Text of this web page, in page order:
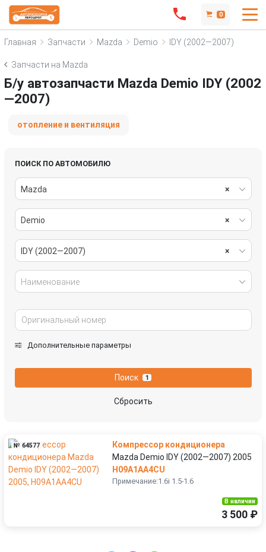
0
Главная Запчасти Mazda Demio IDY (2002—2007)
Запчасти на Mazda
Б/у автозапчасти Mazda Demio IDY (2002
—2007)
отопление и вентиляция
ПОИСК ПО АВТОМОБИЛЮ
×
Mazda
×
Demio
×
IDY (2002—2007)
Наименование
Дополнительные параметры
Поиск 1
Сбросить
№ 64577
Компрессор кондиционера
Mazda Demio IDY (2002—2007) 2005
H09A1AA4CU
Примечание:1.6i 1.5-1.6
В наличии
3 500 ₽